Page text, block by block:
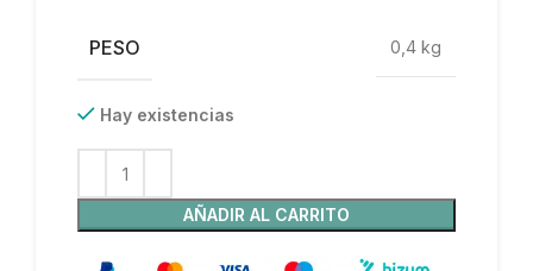
PESO 0,4 kg
Hay existencias
AÑADIR AL CARRITO